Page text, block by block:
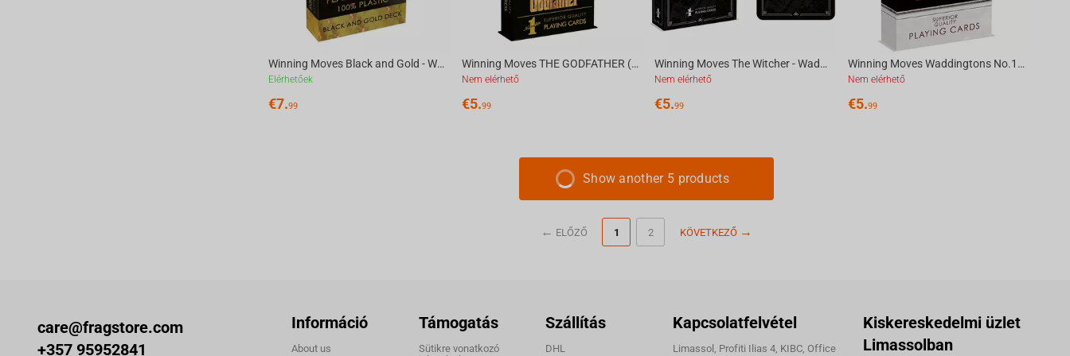
Winning Moves Black and Gold - Waddingtons No.1 Playing Cards
Elérhetőek
€7.99
Winning Moves THE GODFATHER (1972) - Waddingtons No.1 Playing Cards [English]
Nem elérhető
€5.99
Winning Moves The Witcher - Waddingtons No.1 Playing Cards
Nem elérhető
€5.99
Winning Moves Waddingtons No.1 Playing Cards - House of Dragons
Nem elérhető
€5.99
Show another 5 products
ELŐZŐ 1 2 KÖVETKEZŐ
care@fragstore.com
+357 95952841
Információ
About us
Támogatás
Sütikre vonatkozó
Szállítás
DHL
Kapcsolatfelvétel
Limassol, Profiti Ilias 4, KIBC, Office
Kiskereskedelmi üzlet
Limassolban